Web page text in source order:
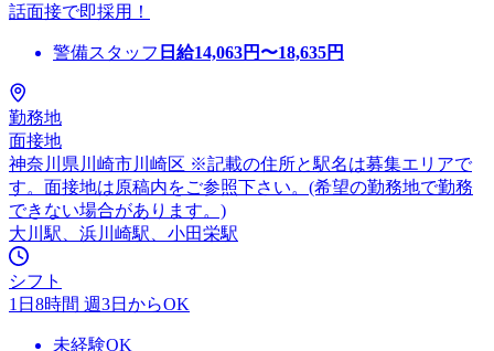
話面接で即採用！
警備スタッフ 日給14,063円〜18,635円
勤務地
面接地
神奈川県川崎市川崎区 ※記載の住所と駅名は募集エリアで
す。面接地は原稿内をご参照下さい。(希望の勤務地で勤務
できない場合があります。)
大川駅、浜川崎駅、小田栄駅
シフト
1日8時間 週3日からOK
未経験OK